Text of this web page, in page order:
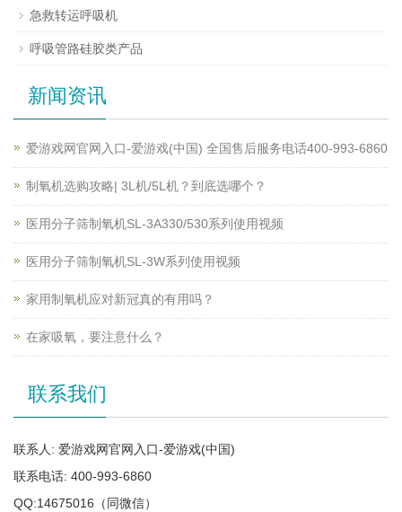
急救转运呼吸机
呼吸管路硅胶类产品
新闻资讯
爱游戏网官网入口-爱游戏(中国) 全国售后服务电话400-993-6860
制氧机选购攻略| 3L机/5L机？到底选哪个？
医用分子筛制氧机SL-3A330/530系列使用视频
医用分子筛制氧机SL-3W系列使用视频
家用制氧机应对新冠真的有用吗？
在家吸氧，要注意什么？
联系我们
联系人: 爱游戏网官网入口-爱游戏(中国)
联系电话: 400-993-6860
QQ:14675016（同微信）